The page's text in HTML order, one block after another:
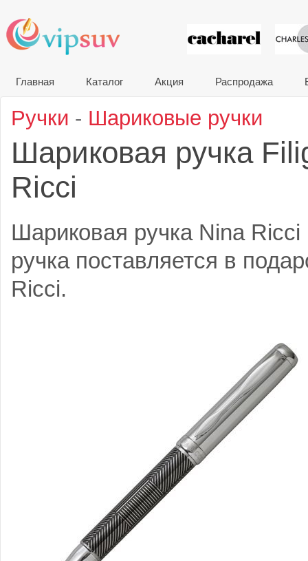
VIP
Главная Каталог Акция Распродажа
Ручки - Шариковые ручки
Шариковая ручка
Ricci
Шариковая ручка Nina
ручка поставляется в
Ricci.